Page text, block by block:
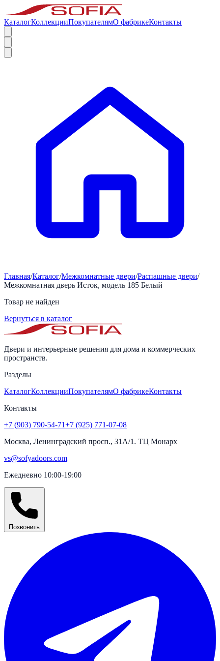
КаталогКоллекцииПокупателямО фабрикеКонтакты
Главная/Каталог/Межкомнатные двери/Распашные двери/
Межкомнатная дверь Исток, модель 185 Белый
Товар не найден
Вернуться в каталог
Двери и интерьерные решения для дома и коммерческих
пространств.
Разделы
КаталогКоллекцииПокупателямО фабрикеКонтакты
Контакты
+7 (903) 790-54-71+7 (925) 771-07-08
Москва, Ленинградский просп., 31А/1. ТЦ Монарх
vs@sofyadoors.com
Ежедневно 10:00-19:00
Позвонить